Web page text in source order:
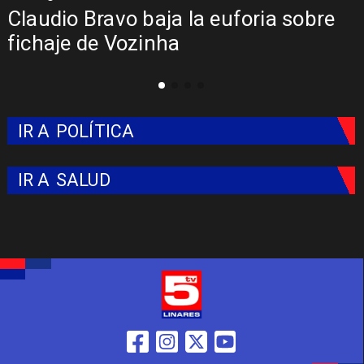
Bravo baja la euforia sobre
Vozinha
IR A POLÍTICA
IR A SALUD